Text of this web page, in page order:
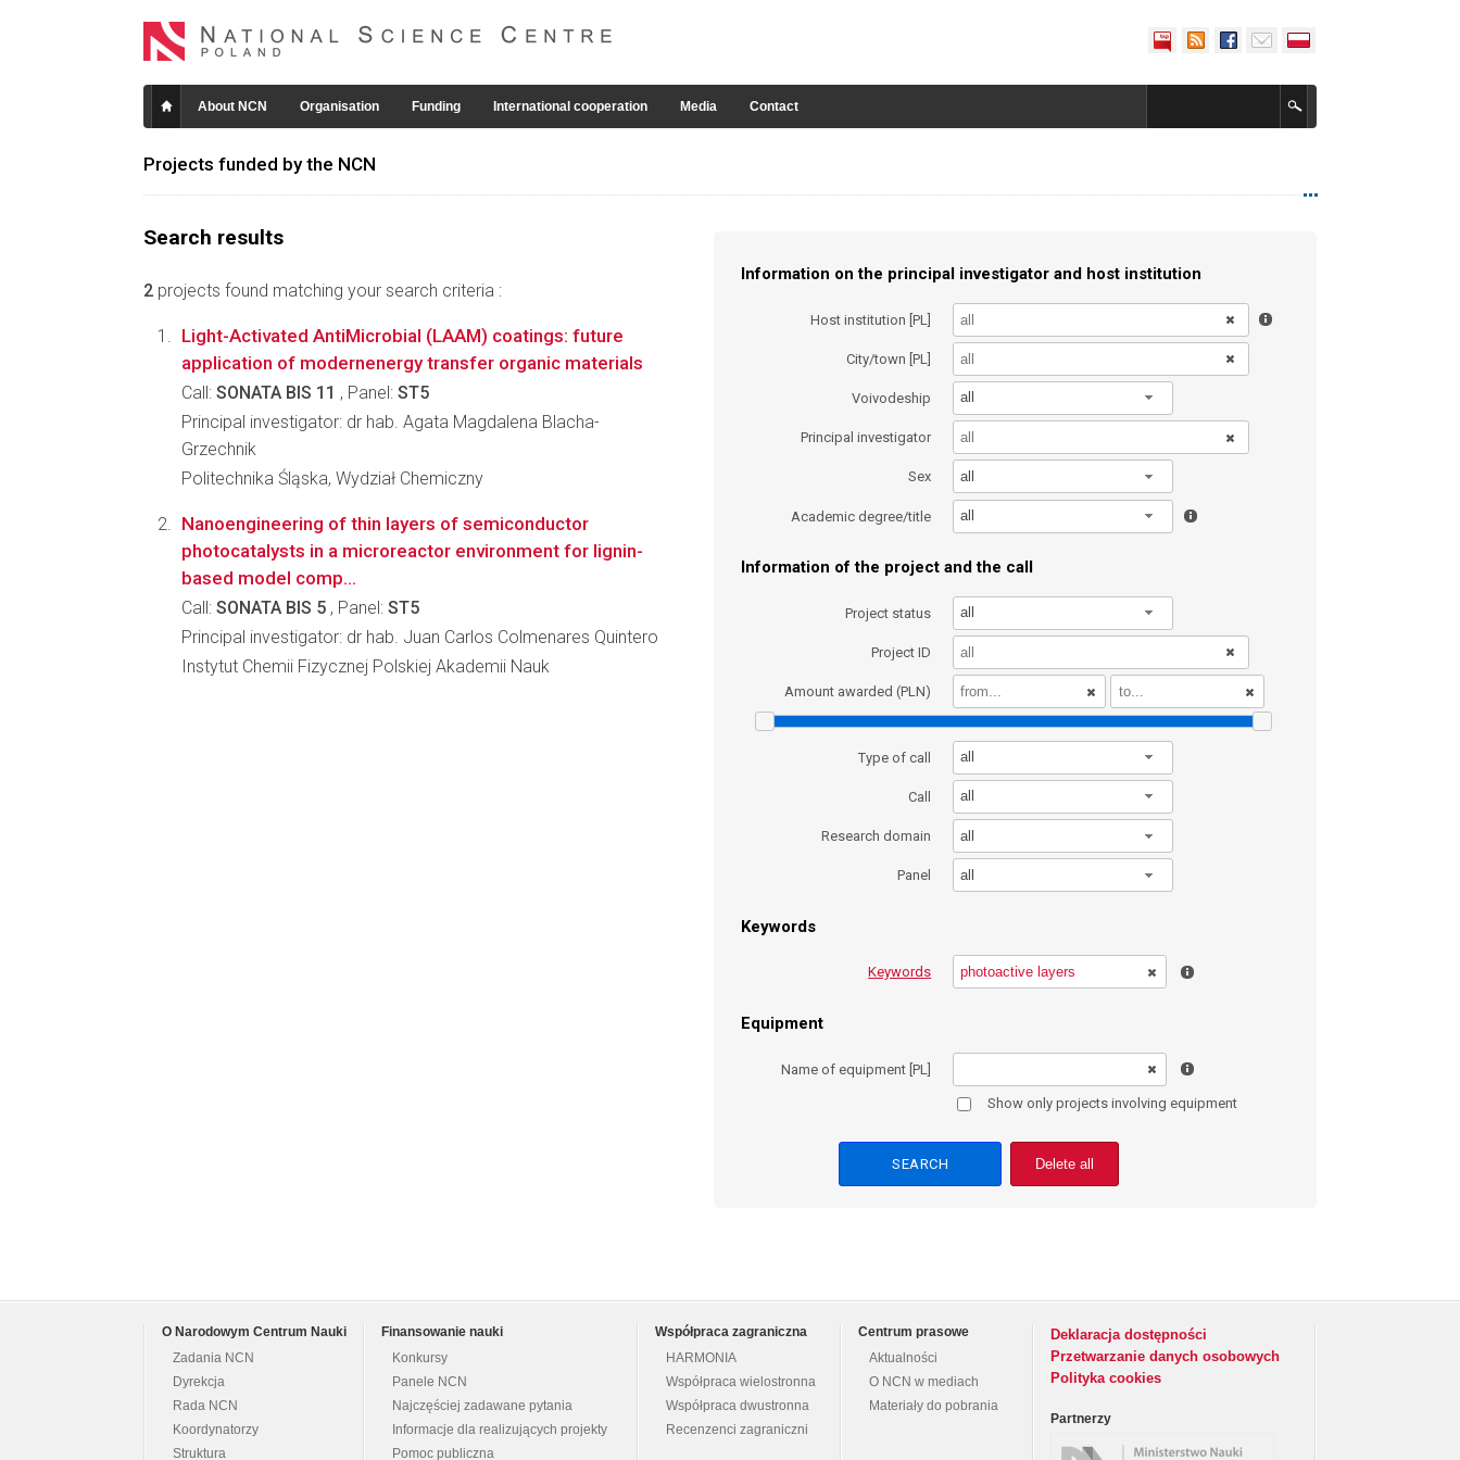
About NCN Organisation Funding International cooperation Media Contact
Projects funded by the NCN
Search results
2 projects found matching your search criteria :
Information on the principal investigator and host institution
Host institution [PL]
City/town [PL]
Voivodeship all
Principal investigator
Sex all
Academic degree/title all
Information of the project and the call
Project status all
Project ID
Amount awarded (PLN)
Type of call all
Call all
Research domain all
Panel all
Keywords
Keywords
Equipment
Name of equipment [PL]
Show only projects involving equipment
Delete all
Light-Activated AntiMicrobial (LAAM) coatings: future
application of modernenergy transfer organic materials
Call: SONATA BIS 11 , Panel: ST5
Principal investigator: dr hab. Agata Magdalena Blacha-
Grzechnik
Politechnika Śląska, Wydział Chemiczny
Nanoengineering of thin layers of semiconductor
photocatalysts in a microreactor environment for lignin-
based model comp...
Call: SONATA BIS 5 , Panel: ST5
Principal investigator: dr hab. Juan Carlos Colmenares Quintero
Instytut Chemii Fizycznej Polskiej Akademii Nauk
O Narodowym Centrum Nauki
Zadania NCN
Dyrekcja
Rada NCN
Koordynatorzy
Struktura
Finansowanie nauki
Konkursy
Panele NCN
Najczęściej zadawane pytania
Informacje dla realizujących projekty
Pomoc publiczna
Współpraca zagraniczna
HARMONIA
Współpraca wielostronna
Współpraca dwustronna
Recenzenci zagraniczni
Centrum prasowe
Aktualności
O NCN w mediach
Materiały do pobrania
Deklaracja dostępności
Przetwarzanie danych osobowych
Polityka cookies
Partnerzy